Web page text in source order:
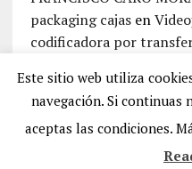
packaging cajasen
codificadora por
Iván Top Embalajeen
COPYRIGHT 2026 | MH
Este sitio web utiliza
navegación. Si continuas
aceptas las condiciones.